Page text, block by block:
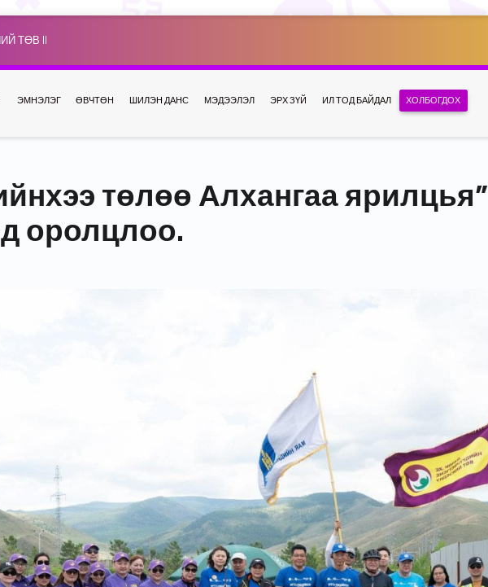
ТӨВ II
ЭМНЭЛЭГ ӨВЧТӨН ШИЛЭН ДАНС МЭДЭЭЛЭЛ ЭРХ ЗҮЙ ИЛ ТОД БАЙДАЛ ХОЛБОГДОХ
төлөө Алхангаа ярилцья”
оролцлоо.